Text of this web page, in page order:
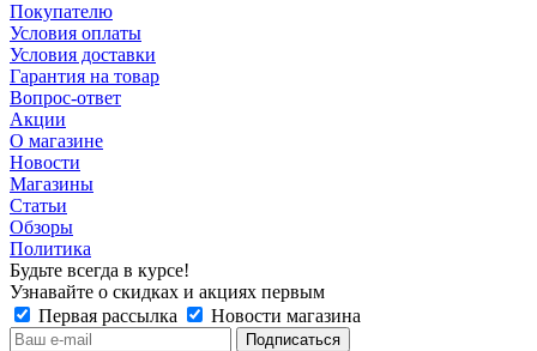
Покупателю
Условия оплаты
Условия доставки
Гарантия на товар
Вопрос-ответ
Акции
О магазине
Новости
Магазины
Статьи
Обзоры
Политика
Будьте всегда в курсе!
Узнавайте о скидках и акциях первым
Первая рассылка
Новости магазина